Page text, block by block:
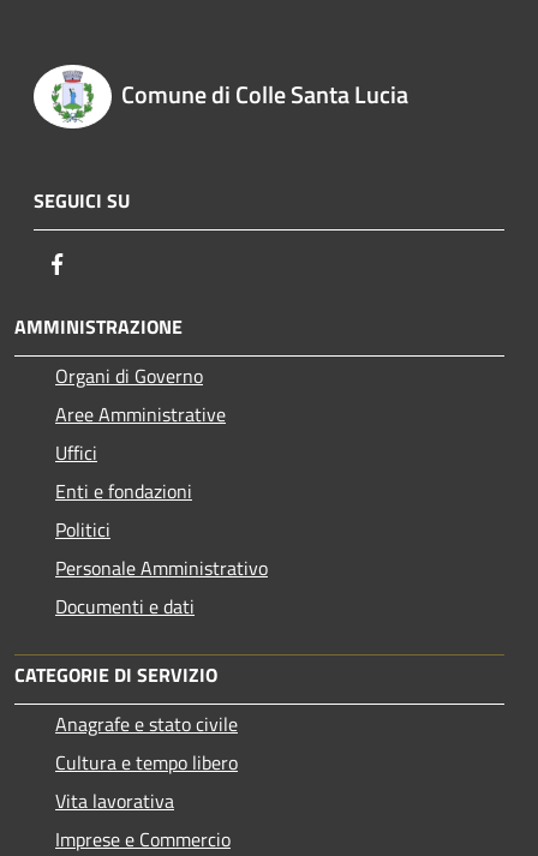
Comune di Colle Santa Lucia
SEGUICI SU
AMMINISTRAZIONE
Organi di Governo
Aree Amministrative
Uffici
Enti e fondazioni
Politici
Personale Amministrativo
Documenti e dati
CATEGORIE DI SERVIZIO
Anagrafe e stato civile
Cultura e tempo libero
Vita lavorativa
Imprese e Commercio